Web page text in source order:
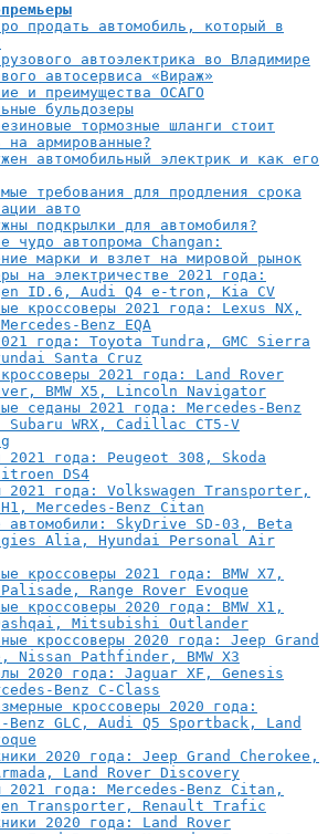
продать автомобиль, который в
автоэлектрика во Владимире
автосервиса «Вираж»
и преимущества ОСАГО
бульдозеры
тормозные шланги стоит
на армированные?
автомобильный электрик и как его
требования для продления срока
авто
подкрылки для автомобиля?
чудо автопрома Changan:
марки и взлет на мировой рынок
на электричестве 2021 года:
ID.6, Audi Q4 e-tron, Kia CV
кроссоверы 2021 года: Lexus NX,
Benz EQA
года: Toyota Tundra, GMC Sierra
Santa Cruz
2021 года: Land Rover
BMW X5, Lincoln Navigator
седаны 2021 года: Mercedes-Benz
Subaru WRX, Cadillac CT5-V
2021 года: Peugeot 308, Skoda
DS4
2021 года: Volkswagen Transporter,
Mercedes-Benz Citan
автомобили: SkyDrive SD-03, Beta
Alia, Hyundai Personal Air
кроссоверы 2021 года: BMW X7,
Range Rover Evoque
кроссоверы 2020 года: BMW X1,
Mitsubishi Outlander
кроссоверы 2020 года: Jeep Grand
Nissan Pathfinder, BMW X3
2020 года: Jaguar XF, Genesis
Benz C-Class
кроссоверы 2020 года:
Benz GLC, Audi Q5 Sportback, Land
2020 года: Jeep Grand Cherokee,
Land Rover Discovery
2021 года: Mercedes-Benz Citan,
Transporter, Renault Trafic
2020 года: Land Rover